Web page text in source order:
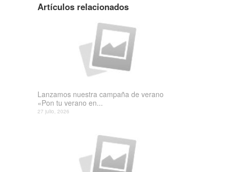
Artículos relacionados
Lanzamos nuestra campaña de verano
«Pon tu verano en...
27 julio, 2026